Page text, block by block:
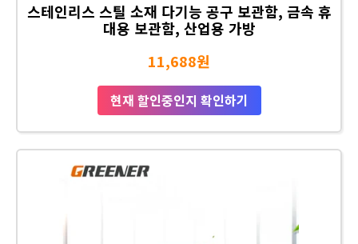
스테인리스 스틸 소재 다기능 공구 보관함, 금속 휴
대용 보관함, 산업용 가방
11,688원
현재 할인중인지 확인하기